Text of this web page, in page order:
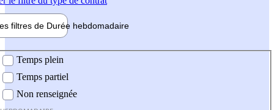
filtres de Durée hebdomadaire
Temps plein
Temps partiel
Non renseignée